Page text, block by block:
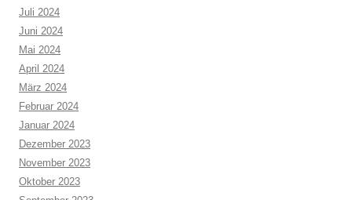
Juli 2024
Juni 2024
Mai 2024
April 2024
März 2024
Februar 2024
Januar 2024
Dezember 2023
November 2023
Oktober 2023